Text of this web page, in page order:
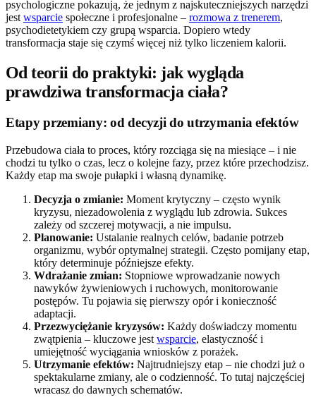
psychologiczne pokazują, że jednym z najskuteczniejszych narzędzi
jest wsparcie społeczne i profesjonalne – rozmowa z trenerem,
psychodietetykiem czy grupą wsparcia. Dopiero wtedy
transformacja staje się czymś więcej niż tylko liczeniem kalorii.
Od teorii do praktyki: jak wygląda
prawdziwa transformacja ciała?
Etapy przemiany: od decyzji do utrzymania efektów
Przebudowa ciała to proces, który rozciąga się na miesiące – i nie
chodzi tu tylko o czas, lecz o kolejne fazy, przez które przechodzisz.
Każdy etap ma swoje pułapki i własną dynamikę.
Decyzja o zmianie: Moment krytyczny – często wynik
kryzysu, niezadowolenia z wyglądu lub zdrowia. Sukces
zależy od szczerej motywacji, a nie impulsu.
Planowanie: Ustalanie realnych celów, badanie potrzeb
organizmu, wybór optymalnej strategii. Często pomijany etap,
który determinuje późniejsze efekty.
Wdrażanie zmian: Stopniowe wprowadzanie nowych
nawyków żywieniowych i ruchowych, monitorowanie
postępów. Tu pojawia się pierwszy opór i konieczność
adaptacji.
Przezwyciężanie kryzysów: Każdy doświadczy momentu
zwątpienia – kluczowe jest wsparcie, elastyczność i
umiejętność wyciągania wniosków z porażek.
Utrzymanie efektów: Najtrudniejszy etap – nie chodzi już o
spektakularne zmiany, ale o codzienność. To tutaj najczęściej
wracasz do dawnych schematów.